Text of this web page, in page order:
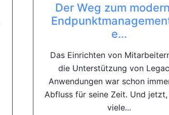
Der Weg zum
e...
Das Einrichten von
die Unterstützung von
Anwendungen war schon
Abfluss für seine Zeit. Und
viele...